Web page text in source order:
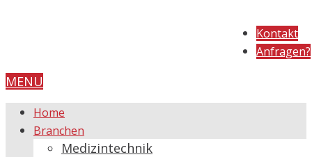
Kontakt
Anfragen?
MENU
Home
Branchen
Medizintechnik